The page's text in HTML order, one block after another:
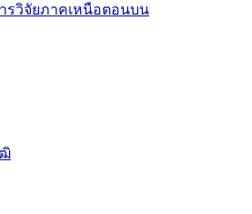
รวิจัยภาคเหนือตอนบน